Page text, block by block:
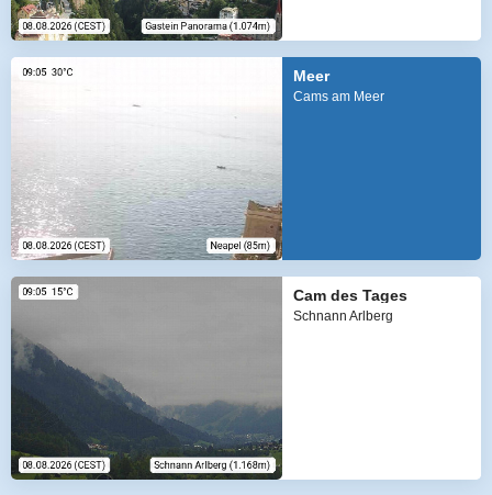
Meer
Cams am Meer
Cam des Tages
Schnann Arlberg